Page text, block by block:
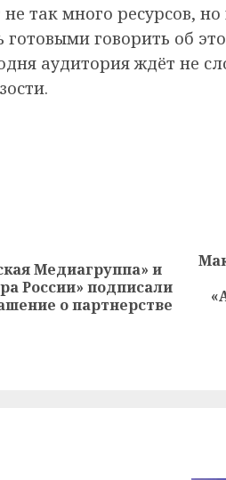
не так много ресурсов,
говорить об
аудитория ждёт не
Медиагруппа» и
России» подписали
о партнерстве